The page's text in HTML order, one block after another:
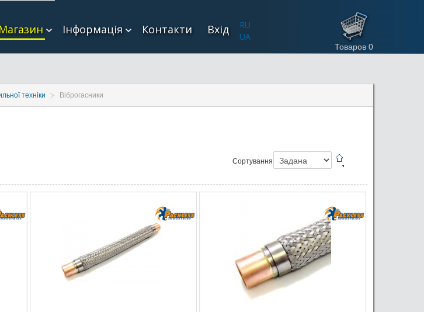
Магазин Інформація Контакти Вхід
Товаров 0
RU
UA
техніки Віброгасники
Сортування: